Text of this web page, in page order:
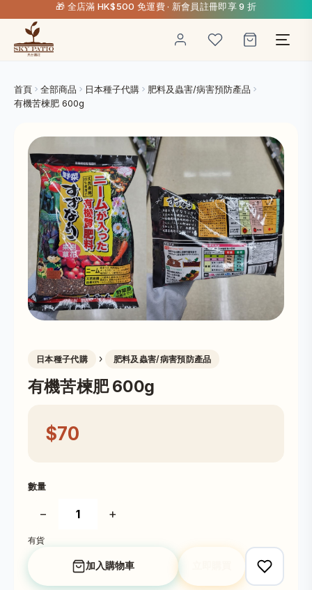
🎁 全店滿 HK$500 免運費 · 新會員註冊即享 9 折
首頁 全部商品 日本種子代購
肥料及蟲害/病害預防產品
有機苦楝肥 600g
日本種子代購 › 肥料及蟲害/病害預防產品
有機苦楝肥 600g
$70
數量
− +
有貨
加入購物車